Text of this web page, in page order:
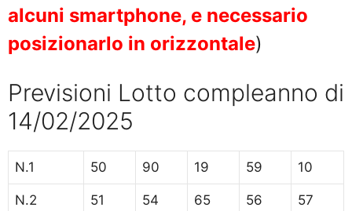
alcuni smartphone, e necessario
posizionarlo in orizzontale)
Previsioni Lotto compleanno di
14/02/2025
N.1 50 90 19 59 10
N.2 51 54 65 56 57